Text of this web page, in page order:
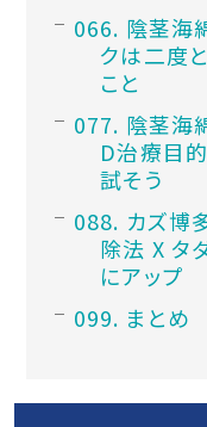
6. 陰茎海
クは二度
こと
7. 陰茎海
D治療目
試そう
8. カズ博
除法 X タ
にアップ
9. まとめ